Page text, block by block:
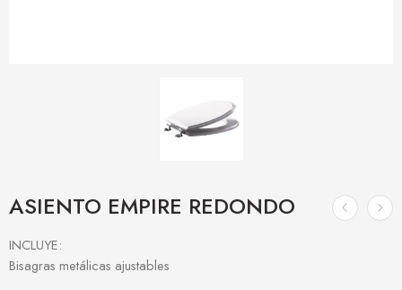
ASIENTO EMPIRE REDONDO
INCLUYE:
Bisagras metálicas ajustables